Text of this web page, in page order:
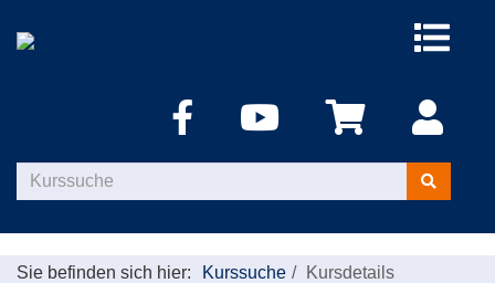
Menü
Kurse
suchen
Sie befinden sich hier: Kurssuche Kursdetails